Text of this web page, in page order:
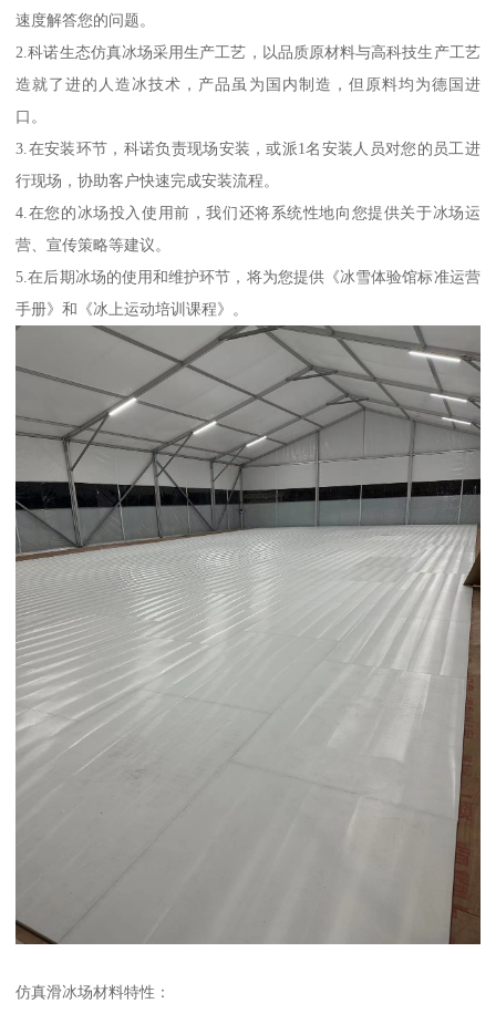
速度解答您的问题。
2.科诺生态仿真冰场采用生产工艺，以品质原材料与高科技生产工艺
造就了进的人造冰技术，产品虽为国内制造，但原料均为德国进
口。
3.在安装环节，科诺负责现场安装，或派1名安装人员对您的员工进
行现场，协助客户快速完成安装流程。
4.在您的冰场投入使用前，我们还将系统性地向您提供关于冰场运
营、宣传策略等建议。
5.在后期冰场的使用和维护环节，将为您提供《冰雪体验馆标准运营
手册》和《冰上运动培训课程》。
仿真滑冰场材料特性：